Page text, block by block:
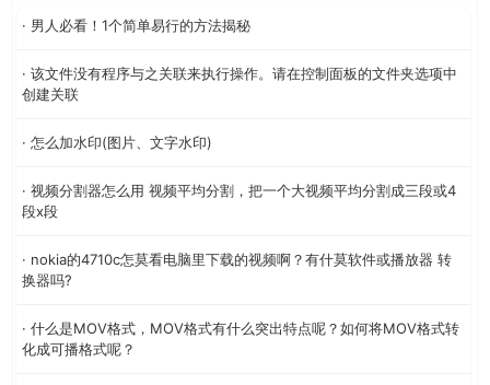
· 男人必看！1个简单易行的方法揭秘
· 该文件没有程序与之关联来执行操作。请在控制面板的文件夹选项中
创建关联
· 怎么加水印(图片、文字水印)
· 视频分割器怎么用 视频平均分割，把一个大视频平均分割成三段或4
段x段
· nokia的4710c怎莫看电脑里下载的视频啊？有什莫软件或播放器 转
换器吗?
· 什么是MOV格式，MOV格式有什么突出特点呢？如何将MOV格式转
化成可播格式呢？